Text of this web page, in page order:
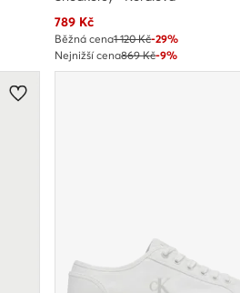
Aktuální cena
789 Kč
Běžná cena1 120 Kč-29%
Nejnižší cena869 Kč-9%